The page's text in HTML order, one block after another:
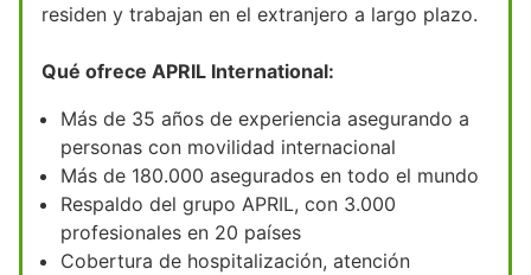
residen y trabajan en el extranjero a largo plazo.
Qué ofrece APRIL International:
Más de 35 años de experiencia asegurando a
personas con movilidad internacional
Más de 180.000 asegurados en todo el mundo
Respaldo del grupo APRIL, con 3.000
profesionales en 20 países
Cobertura de hospitalización, atención